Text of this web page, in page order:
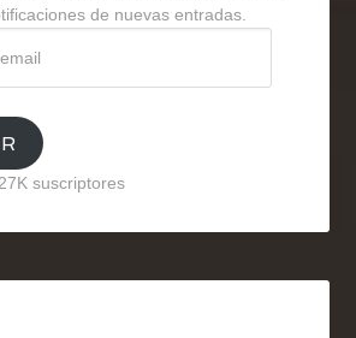
de nuevas entradas.
suscriptores